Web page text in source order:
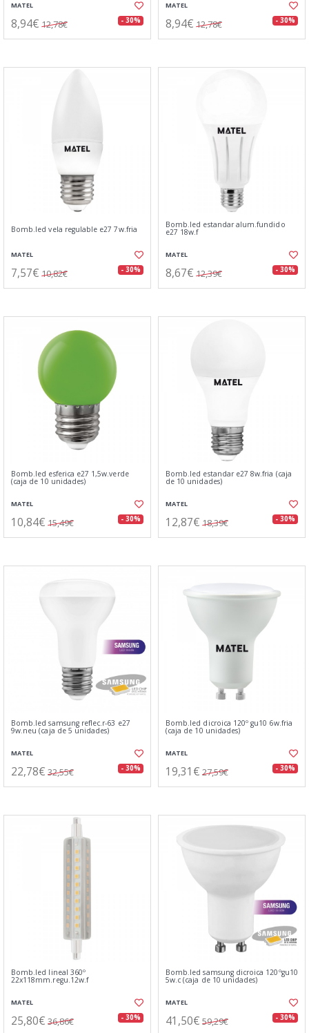
MATEL
8,94€ 12,78€ - 30%
MATEL
8,94€ 12,78€ - 30%
Bomb.led vela regulable e27 7w.fria
MATEL
7,57€ 10,82€ - 30%
Bomb.led estandar alum.fundido
e27 18w.f
MATEL
8,67€ 12,39€ - 30%
Bomb.led esferica e27 1,5w.verde
(caja de 10 unidades)
MATEL
10,84€ 15,49€ - 30%
Bomb.led estandar e27 8w.fria (caja
de 10 unidades)
MATEL
12,87€ 18,39€ - 30%
Bomb.led samsung reflec.r-63 e27
9w.neu (caja de 5 unidades)
MATEL
22,78€ 32,55€ - 30%
Bomb.led dicroica 120º gu10 6w.fria
(caja de 10 unidades)
MATEL
19,31€ 27,59€ - 30%
Bomb.led lineal 360º
22x118mm.regu.12w.f
MATEL
25,80€ 36,86€ - 30%
Bomb.led samsung dicroica 120ºgu10
5w.c (caja de 10 unidades)
MATEL
41,50€ 59,29€ - 30%